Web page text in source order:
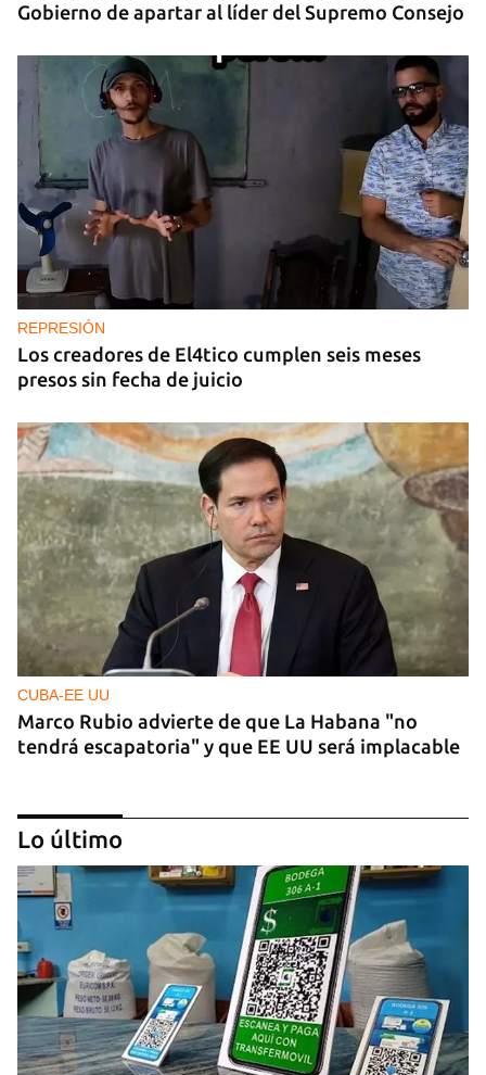
Gobierno de apartar al líder del Supremo Consejo
REPRESIÓN
Los creadores de El4tico cumplen seis meses
presos sin fecha de juicio
CUBA-EE UU
Marco Rubio advierte de que La Habana "no
tendrá escapatoria" y que EE UU será implacable
PODCAST
Lo último